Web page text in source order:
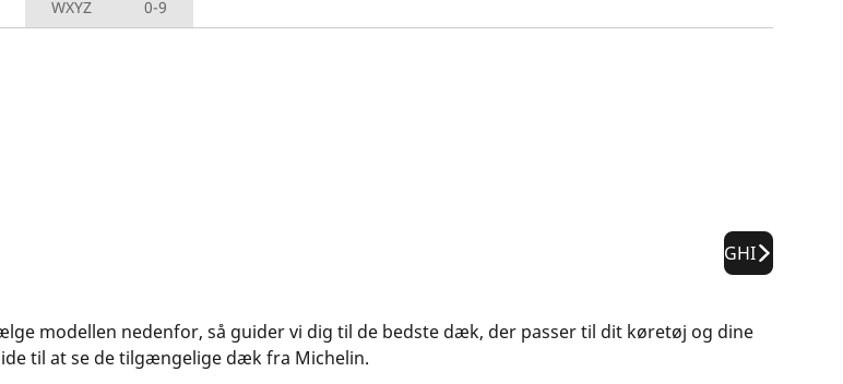
WXYZ 0-9
GHI
modellen nedenfor, så guider vi dig til de bedste dæk, der passer til dit køretøj og dine
til at se de tilgængelige dæk fra Michelin.